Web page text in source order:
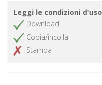
Leggi le condizioni d'uso
Download
Copia/incolla
Stampa